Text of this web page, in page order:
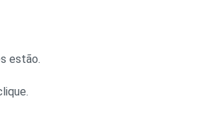
estão.